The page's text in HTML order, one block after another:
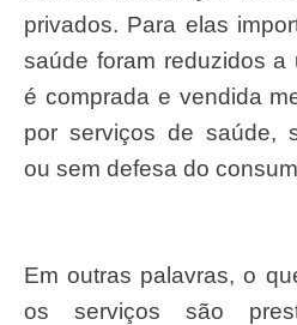
privados. Para elas
saúde foram reduzidos a
é comprada e vendida
por serviços de saúde,
ou sem defesa do
Em outras palavras, o que importa é saber se
os serviços são